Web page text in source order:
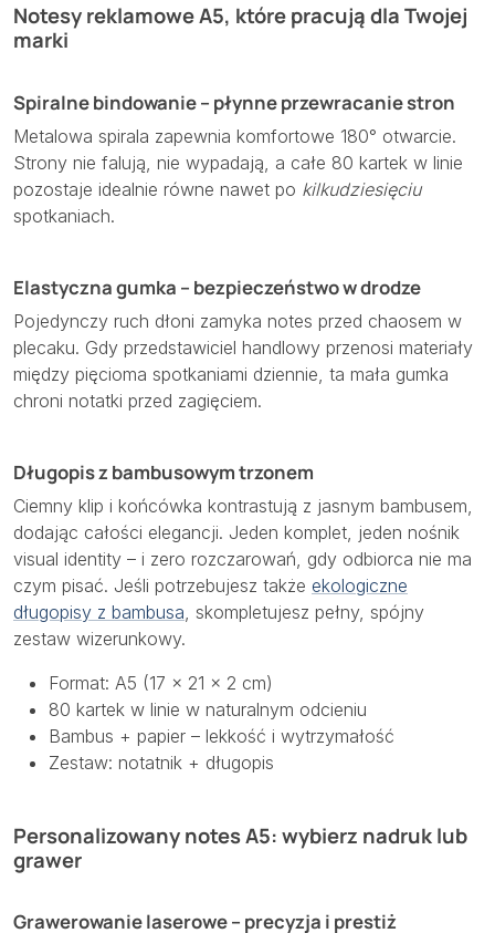
Notesy reklamowe A5, które pracują dla Twojej
marki
Spiralne bindowanie – płynne przewracanie stron
Metalowa spirala zapewnia komfortowe 180° otwarcie.
Strony nie falują, nie wypadają, a całe 80 kartek w linie
pozostaje idealnie równe nawet po kilkudziesięciu
spotkaniach.
Elastyczna gumka – bezpieczeństwo w drodze
Pojedynczy ruch dłoni zamyka notes przed chaosem w
plecaku. Gdy przedstawiciel handlowy przenosi materiały
między pięcioma spotkaniami dziennie, ta mała gumka
chroni notatki przed zagięciem.
Długopis z bambusowym trzonem
Ciemny klip i końcówka kontrastują z jasnym bambusem,
dodając całości elegancji. Jeden komplet, jeden nośnik
visual identity – i zero rozczarowań, gdy odbiorca nie ma
czym pisać. Jeśli potrzebujesz także ekologiczne
długopisy z bambusa , skompletujesz pełny, spójny
zestaw wizerunkowy.
Format: A5 (17 × 21 × 2 cm)
80 kartek w linie w naturalnym odcieniu
Bambus + papier – lekkość i wytrzymałość
Zestaw: notatnik + długopis
Personalizowany notes A5: wybierz nadruk lub
grawer
Grawerowanie laserowe – precyzja i prestiż